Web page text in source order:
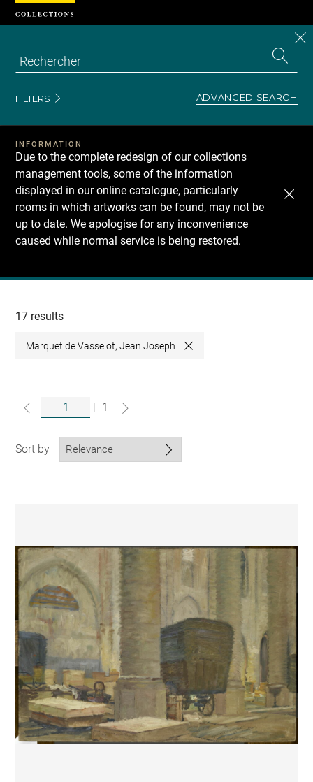
FILTERS ADVANCED SEARCH
INFORMATION
Due to the complete redesign of our collections
management tools, some of the information
displayed in our online catalogue, particularly
rooms in which artworks can be found, may not be
up to date. We apologise for any inconvenience
caused while normal service is being restored.
Recherche
collections
17 results
Marquet de Vasselot, Jean Joseph Close
1
Sort by
Cookies management panel